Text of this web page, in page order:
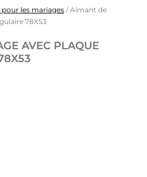
pour les mariages / Aimant de
78X53
AVEC PLAQUE